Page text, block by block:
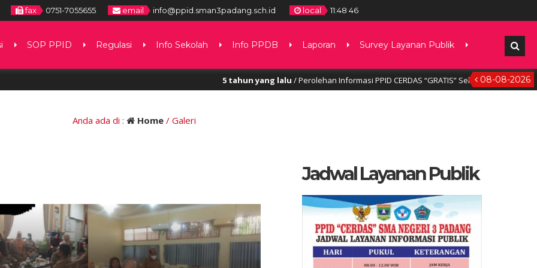
fax 0751-7055655 email info@ppid.sman3padang.sch.id local 11:48 47
SOP PPID Regulasi Info Sekolah Info PPDB Laporan Survey Layanan Publik
08-08-2026
5 tahun yang lalu/ Perolehan Informasi PPID CERDAS “GRATIS” Selengkapnya, klik disini
Anda ada di : Home / Galeri
Jadwal Layanan Publik